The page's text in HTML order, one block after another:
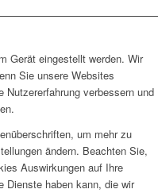
Gerät eingestellt werden. Wir
Sie unsere Websites
verbessern und
um mehr zu
ändern. Beachten Sie,
Auswirkungen auf Ihre
Dienste haben kann, die wir